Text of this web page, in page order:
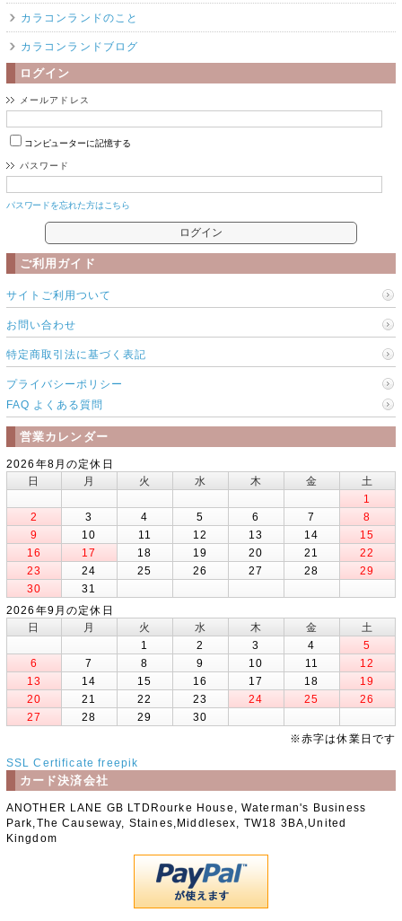
カラコンランドのこと
カラコンランドブログ
ログイン
メールアドレス
コンピューターに記憶する
パスワード
パスワードを忘れた方はこちら
ご利用ガイド
サイトご利用ついて
お問い合わせ
特定商取引法に基づく表記
プライバシーポリシー
FAQ よくある質問
営業カレンダー
2026年8月の定休日
日
月 火 水 木 金
土
1
2
3 4 5 6 7
8
9
10 11 12 13 14
15
16
17 18 19 20 21
22
23
24 25 26 27 28
29
30
31
2026年9月の定休日
日
月 火 水 木 金
土
1
2 3 4
5
6
7 8 9 10 11
12
13
14 15 16 17 18
19
20
21 22 23 24 25
26
27
28 29
30
※赤字は休業日です
SSL Certificate freepik
カード決済会社
ANOTHER LANE GB LTDRourke House, Waterman's Business
Park,The Causeway, Staines,Middlesex, TW18 3BA,United
Kingdom